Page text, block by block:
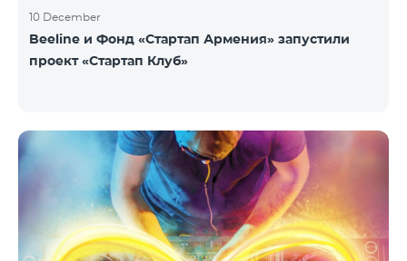
10 December
Beeline и Фонд «Стартап Армения» запустили
проект «Стартап Клуб»